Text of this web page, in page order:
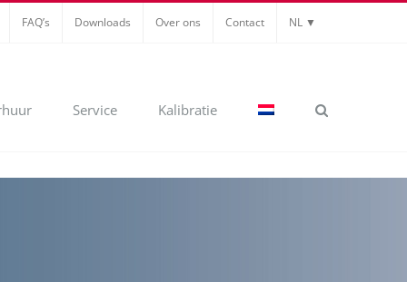
FAQ’s Downloads Over ons Contact NL ▼
Service Kalibratie